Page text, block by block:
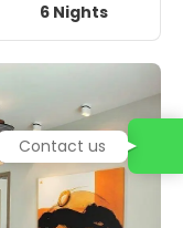
6 Nights
Contact us